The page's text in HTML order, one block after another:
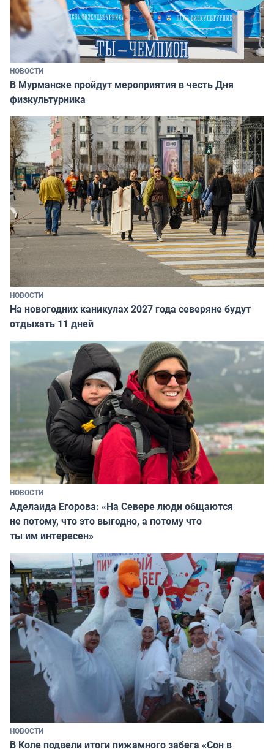
НОВОСТИ
В Мурманске пройдут мероприятия в честь Дня
физкультурника
НОВОСТИ
На новогодних каникулах 2027 года северяне будут
отдыхать 11 дней
НОВОСТИ
Аделаида Егорова: «На Севере люди общаются
не потому, что это выгодно, а потому что
ты им интересен»
НОВОСТИ
В Коле подвели итоги пижамного забега «Сон в